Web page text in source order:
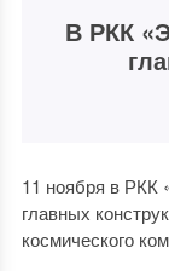
В РКК
11 ноября в РКК
главных
космического